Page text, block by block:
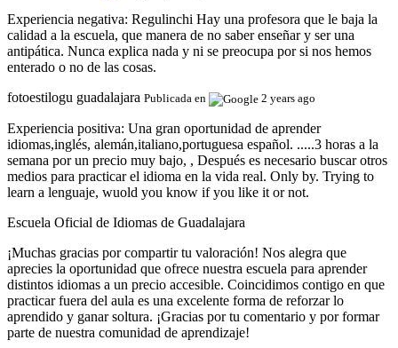
Experiencia negativa: Regulinchi Hay una profesora que le baja la
calidad a la escuela, que manera de no saber enseñar y ser una
antipática. Nunca explica nada y ni se preocupa por si nos hemos
enterado o no de las cosas.
fotoestilogu guadalajara Publicada en 2 years ago
Experiencia positiva: Una gran oportunidad de aprender
idiomas,inglés, alemán,italiano,portuguesa español. .....3 horas a la
semana por un precio muy bajo, , Después es necesario buscar otros
medios para practicar el idioma en la vida real. Only by. Trying to
learn a lenguaje, wuold you know if you like it or not.
Escuela Oficial de Idiomas de Guadalajara
¡Muchas gracias por compartir tu valoración! Nos alegra que
aprecies la oportunidad que ofrece nuestra escuela para aprender
distintos idiomas a un precio accesible. Coincidimos contigo en que
practicar fuera del aula es una excelente forma de reforzar lo
aprendido y ganar soltura. ¡Gracias por tu comentario y por formar
parte de nuestra comunidad de aprendizaje!